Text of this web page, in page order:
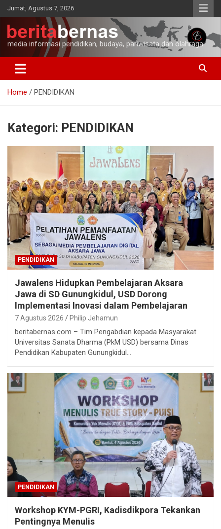
Skip
to
content
Jumat, Agustus 7, 2026
media informasi pendidikan, budaya, pariwisata dan olahraga
Home PENDIDIKAN
Kategori: PENDIDIKAN
PENDIDIKAN
Jawalens Hidupkan Pembelajaran Aksara
Jawa di SD Gunungkidul, USD Dorong
Implementasi Inovasi dalam Pembelajaran
7 Agustus 2026 Philip Jehamun
beritabernas.com – Tim Pengabdian kepada Masyarakat
Universitas Sanata Dharma (PkM USD) bersama Dinas
Pendidikan Kabupaten Gunungkidul…
PENDIDIKAN
Workshop KYM-PGRI, Kadisdikpora Tekankan
Pentingnya Menulis